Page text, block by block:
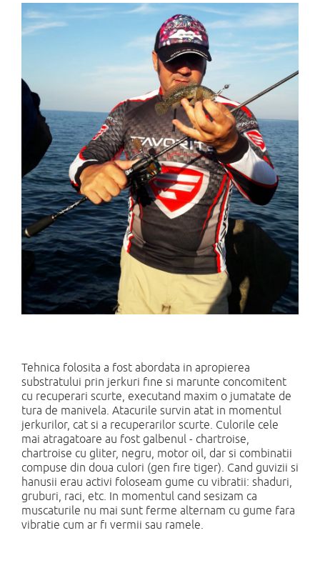
Tehnica folosita a fost abordata in apropierea
substratului prin jerkuri fine si marunte concomitent
cu recuperari scurte, executand maxim o jumatate de
tura de manivela. Atacurile survin atat in momentul
jerkurilor, cat si a recuperarilor scurte. Culorile cele
mai atragatoare au fost galbenul - chartroise,
chartroise cu gliter, negru, motor oil, dar si combinatii
compuse din doua culori (gen fire tiger). Cand guvizii si
hanusii erau activi foloseam gume cu vibratii: shaduri,
gruburi, raci, etc. In momentul cand sesizam ca
muscaturile nu mai sunt ferme alternam cu gume fara
vibratie cum ar fi vermii sau ramele.